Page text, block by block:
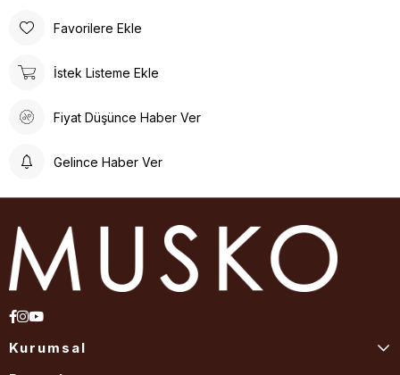
Favorilere Ekle
İstek Listeme Ekle
Fiyat Düşünce Haber Ver
Gelince Haber Ver
Kurumsal